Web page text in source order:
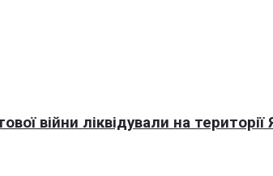
війни ліквідували на